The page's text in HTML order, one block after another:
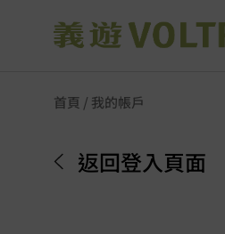
首頁 / 我的帳戶
返回登入頁面